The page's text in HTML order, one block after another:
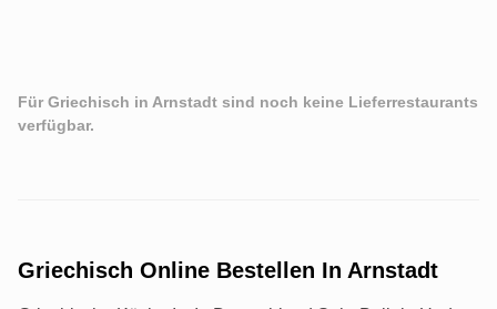
Für Griechisch in Arnstadt sind noch keine Lieferrestaurants
verfügbar.
Griechisch Online Bestellen In Arnstadt